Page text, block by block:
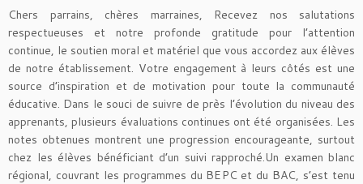
Chers parrains, chères marraines, Recevez nos salutations
respectueuses et notre profonde gratitude pour l’attention
continue, le soutien moral et matériel que vous accordez aux élèves
de notre établissement. Votre engagement à leurs côtés est une
source d’inspiration et de motivation pour toute la communauté
éducative. Dans le souci de suivre de près l’évolution du niveau des
apprenants, plusieurs évaluations continues ont été organisées. Les
notes obtenues montrent une progression encourageante, surtout
chez les élèves bénéficiant d’un suivi rapproché.Un examen blanc
régional, couvrant les programmes du BEPC et du BAC, s’est tenu